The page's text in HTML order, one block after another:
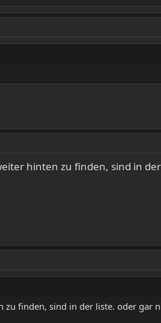
hinten zu finden, sind in
finden, sind in der liste. oder gar